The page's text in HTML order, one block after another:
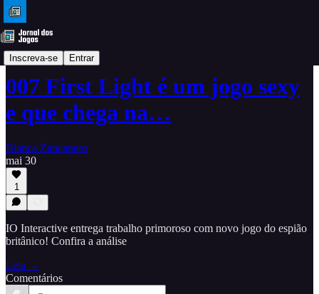
Inscreva-se Entrar
Análises
007 First Light é um jogo sexy
e que chega na…
Bianca Zancanaro
mai 30
1
IO Interactive entrega trabalho primoroso com novo jogo do espião
britânico! Confira a análise
Leia →
Comentários